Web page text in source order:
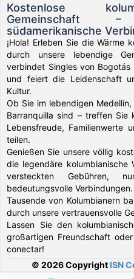
Kostenlose
Gemeinschaft
südamerikanische
¡Hola! Erleben Sie die Wärme
durch unsere lebendige
verbindet Singles von
und feiert die Leidenschaft
Kultur.
Ob Sie im lebendigen
Barranquilla sind – treffen Sie
Lebensfreude, Familienwerte
teilen.
Genießen Sie unsere völlig
die legendäre kolumbianische
versteckten Gebühren,
bedeutungsvolle Verbindungen.
Tausende von Kolumbianern
durch unsere vertrauensvolle
Lassen Sie den
großartigen Freundschaft
conectar!
© 2026 Copyright ISN